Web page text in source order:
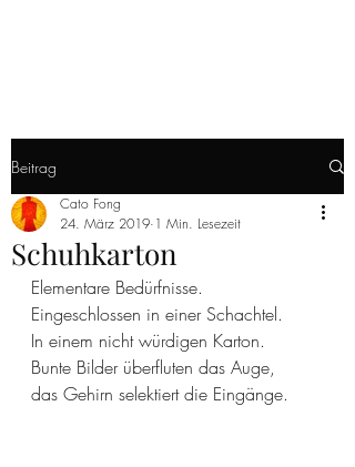
Beitrag
Schuhkarton
Cato Fong
24. März 2019 1 Min. Lesezeit
Elementare Bedürfnisse.
Eingeschlossen in einer Schachtel.
In einem nicht würdigen Karton.
Bunte Bilder überfluten das Auge,
das Gehirn selektiert die Eingänge.